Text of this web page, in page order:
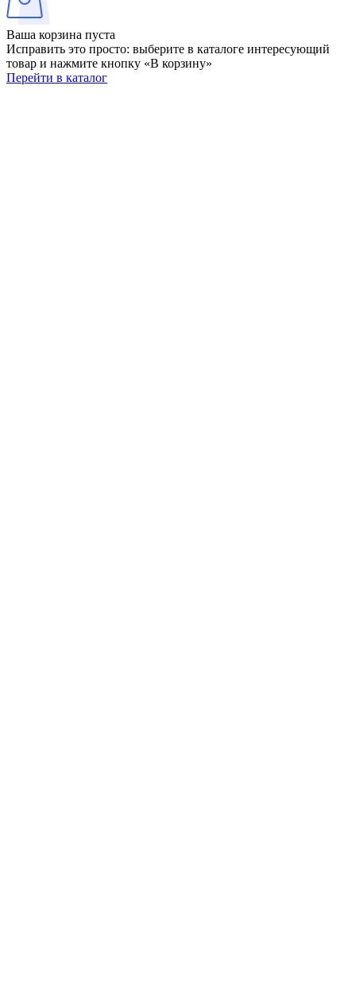
Ваша корзина пуста
Исправить это просто: выберите в каталоге интересующий
товар и нажмите кнопку «В корзину»
Перейти в каталог